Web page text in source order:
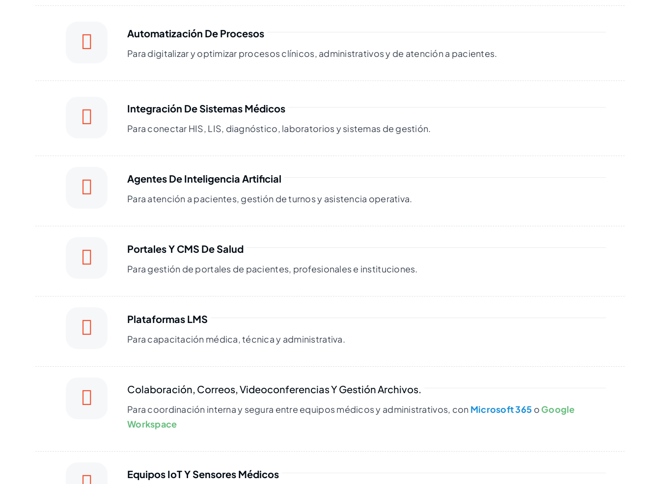
Automatización De Procesos
Para digitalizar y optimizar procesos clínicos, administrativos y de atención a pacientes.
Integración De Sistemas Médicos
Para conectar HIS, LIS, diagnóstico, laboratorios y sistemas de gestión.
Agentes De Inteligencia Artificial
Para atención a pacientes, gestión de turnos y asistencia operativa.
Portales Y CMS De Salud
Para gestión de portales de pacientes, profesionales e instituciones.
Plataformas LMS
Para capacitación médica, técnica y administrativa.
Colaboración, Correos, Videoconferencias Y Gestión Archivos.
Para coordinación interna y segura entre equipos médicos y administrativos, con Microsoft 365 o Google
Workspace
Equipos IoT Y Sensores Médicos